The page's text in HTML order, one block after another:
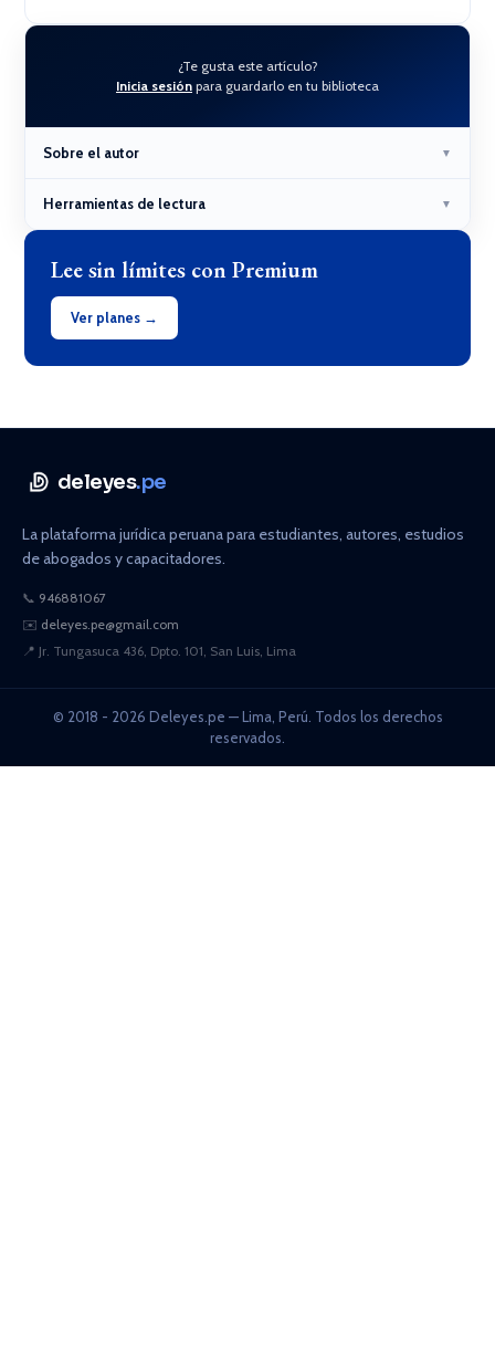
¿Te gusta este artículo?
Inicia sesión para guardarlo en tu biblioteca
Sobre el autor ▼
Herramientas de lectura ▼
Lee sin límites con Premium
Ver planes →
deleyes.pe
La plataforma jurídica peruana para estudiantes, autores, estudios
de abogados y capacitadores.
📞 946881067
✉️ deleyes.pe@gmail.com
📍 Jr. Tungasuca 436, Dpto. 101, San Luis, Lima
© 2018 - 2026 Deleyes.pe — Lima, Perú. Todos los derechos
reservados.